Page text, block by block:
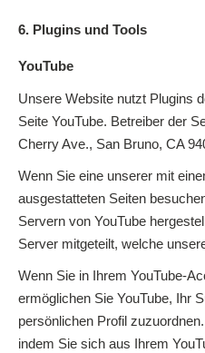
6. Plugins und Tools
YouTube
Unsere Website nutzt Plugins
Seite YouTube. Betreiber der
Cherry Ave., San Bruno, CA
Wenn Sie eine unserer mit
ausgestatteten Seiten
Servern von YouTube
Server mitgeteilt, welche
Wenn Sie in Ihrem YouTube-
ermöglichen Sie YouTube, Ihr
persönlichen Profil
indem Sie sich aus Ihrem